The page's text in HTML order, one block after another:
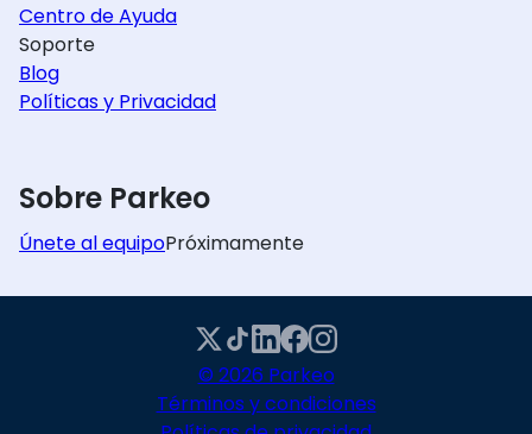
Centro de Ayuda
Soporte
Blog
Políticas y Privacidad
Sobre Parkeo
Únete al equipoPróximamente
© 2026 Parkeo
Términos y condiciones